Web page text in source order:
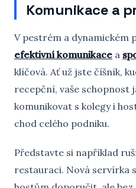
Komunikace a
V pestrém a
efektivní komunikace a
klíčová. Ať už jste číšník,
recepční, vaše schopnost
komunikovat s kolegy i
chod celého podniku.
Představte si například
restauraci. Nová servírka